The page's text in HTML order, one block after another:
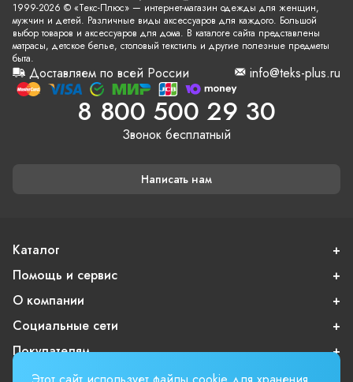
1999-2026 © «Текс-Плюс» — интернет-магазин одежды для женщин,
мужчин и детей. Различные виды аксессуаров для каждого. Большой
выбор товаров и аксессуаров для дома. В каталоге сайта представлены
матрасы, детское белье, столовый текстиль и другие полезные предметы
быта.
Доставляем по всей России info@teks-plus.ru
8 800 500 29 30
Звонок бесплатный
Написать нам
Каталог
Помощь и сервис
О компании
Социальные сети
Покупателям